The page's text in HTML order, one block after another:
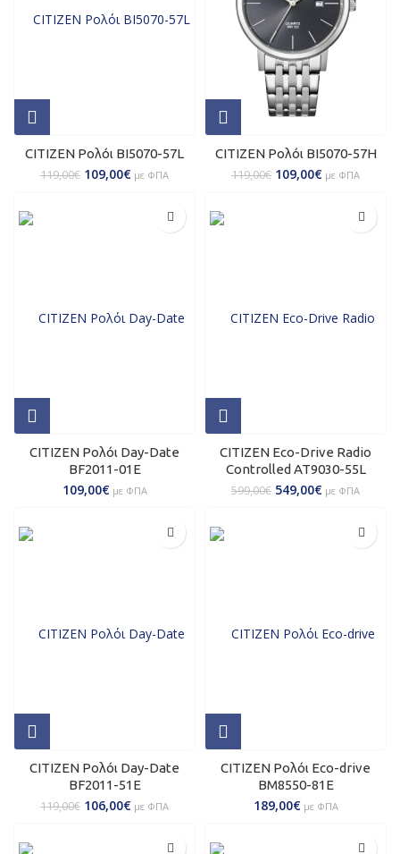
CITIZEN Ρολόι BI5070-57L
119,00€ 109,00€ με ΦΠΑ
CITIZEN Ρολόι BI5070-57H
119,00€ 109,00€ με ΦΠΑ
CITIZEN Ρολόι Day-Date
BF2011-01E
109,00€με ΦΠΑ
CITIZEN Eco-Drive Radio
Controlled AT9030-55L
599,00€ 549,00€ με ΦΠΑ
CITIZEN Ρολόι Day-Date
BF2011-51E
119,00€ 106,00€ με ΦΠΑ
CITIZEN Ρολόι Eco-drive
BM8550-81E
189,00€με ΦΠΑ